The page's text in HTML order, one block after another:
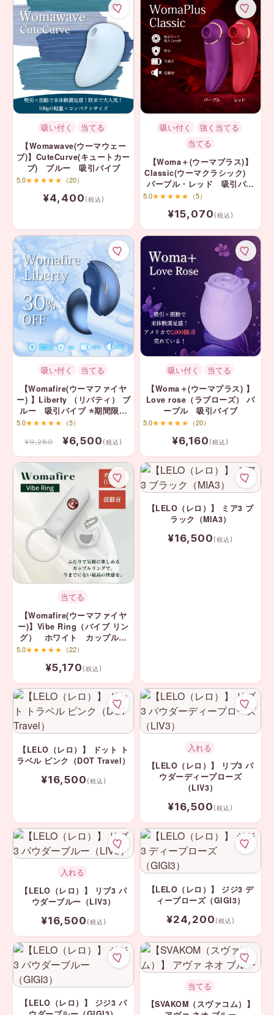
吸い付く 当てる
【Womawave(ウーマウェー
ブ)】CuteCurve(キュートカー
ブ) ブルー 吸引バイブ
5.0★★★★★ （20）
¥4,400 (税込)
吸い付く
強く当てる
当てる
【Woma＋(ウーマプラス)】
Classic(ウーマクラシック)
パープル・レッド 吸引バイ
ブ
5.0★★★★★ （5）
¥15,070 (税込)
吸い付く 当てる
【Womafire(ウーマファイヤ
ー) 】Liberty （リバティ） ブ
ルー 吸引バイブ ⭐️期間限定
30%OFF
5.0★★★★★ （5）
¥9,280 ¥6,500 (税込)
吸い付く 当てる
【Woma＋(ウーマプラス) 】
Love rose（ラブローズ） パ
ープル 吸引バイブ
5.0★★★★★ （20）
¥6,160 (税込)
当てる
【Womafire(ウーマファイヤ
ー)】Vibe Ring（バイブ リン
グ） ホワイト カップルリ
ング・リングバイブ
5.0★★★★★ （22）
¥5,170 (税込)
【LELO（レロ）】 ミア3 ブ
ラック（MIA3）
¥16,500 (税込)
【LELO（レロ）】 ドット ト
ラベル ピンク（DOT Travel）
¥16,500 (税込)
入れる
【LELO（レロ）】 リブ3 パ
ウダーディープローズ
（LIV3）
¥16,500 (税込)
入れる
【LELO（レロ）】 リブ3 パ
ウダーブルー（LIV3）
¥16,500 (税込)
【LELO（レロ）】 ジジ3 デ
ィープローズ（GIGI3）
¥24,200 (税込)
【LELO（レロ）】 ジジ3 パ
当てる
【SVAKOM（スヴァコム）】